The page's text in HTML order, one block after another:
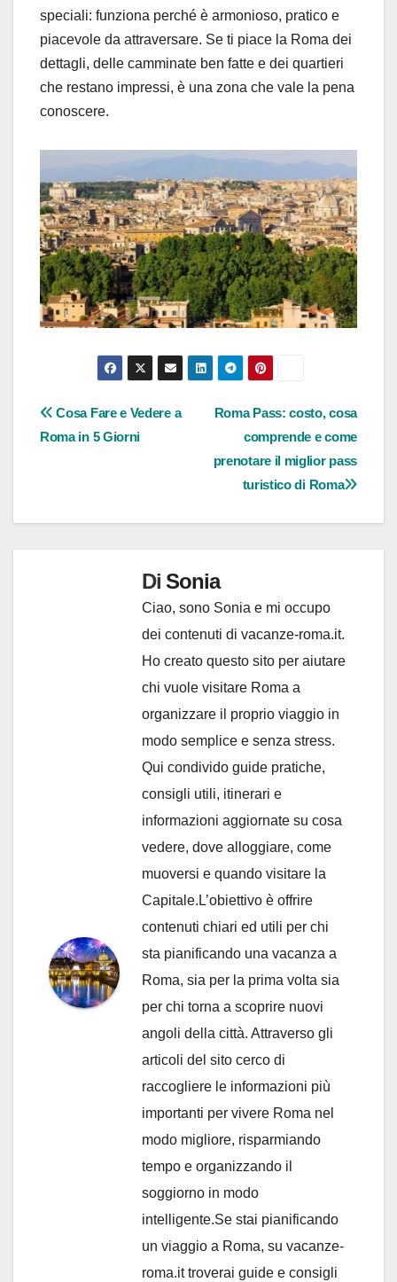
speciali: funziona perché è armonioso, pratico e
piacevole da attraversare. Se ti piace la Roma dei
dettagli, delle camminate ben fatte e dei quartieri
che restano impressi, è una zona che vale la pena
conoscere.
Navigazione
Roma Pass: costo, cosa
comprende e come
prenotare il miglior pass
turistico di Roma
Cosa Fare e Vedere a
Roma in 5 Giorni
DiSonia
Ciao, sono Sonia e mi occupo
dei contenuti di vacanze-roma.it.
Ho creato questo sito per aiutare
chi vuole visitare Roma a
organizzare il proprio viaggio in
modo semplice e senza stress.
Qui condivido guide pratiche,
consigli utili, itinerari e
informazioni aggiornate su cosa
vedere, dove alloggiare, come
muoversi e quando visitare la
Capitale.L’obiettivo è offrire
contenuti chiari ed utili per chi
sta pianificando una vacanza a
Roma, sia per la prima volta sia
per chi torna a scoprire nuovi
angoli della città. Attraverso gli
articoli del sito cerco di
raccogliere le informazioni più
importanti per vivere Roma nel
modo migliore, risparmiando
tempo e organizzando il
soggiorno in modo
intelligente.Se stai pianificando
un viaggio a Roma, su vacanze-
roma.it troverai guide e consigli